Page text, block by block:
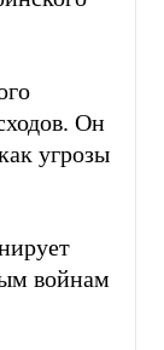
Он
угрозы
войнам